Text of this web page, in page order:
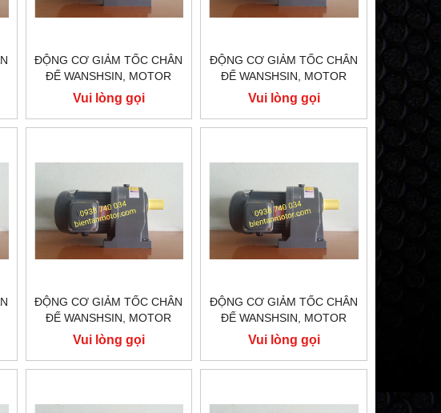
ĐỘNG CƠ GIẢM TỐC CHÂN
ĐẾ WANSHSIN, MOTOR
GIẢM TỐC WANSHSIN
200W GH28-200-100S
Vui lòng gọi
ĐỘNG CƠ GIẢM TỐC CHÂN
ĐẾ WANSHSIN, MOTOR
GIẢM TỐC WANSHSIN
200W GH22-200-90S
Vui lòng gọi
ĐỘNG CƠ GIẢM TỐC CHÂN
ĐẾ WANSHSIN, MOTOR
GIẢM TỐC WANSHSIN
200W GH22-200-30S
Vui lòng gọi
ĐỘNG CƠ GIẢM TỐC CHÂN
ĐẾ WANSHSIN, MOTOR
GIẢM TỐC WANSHSIN
200W GH22-200-20S
Vui lòng gọi